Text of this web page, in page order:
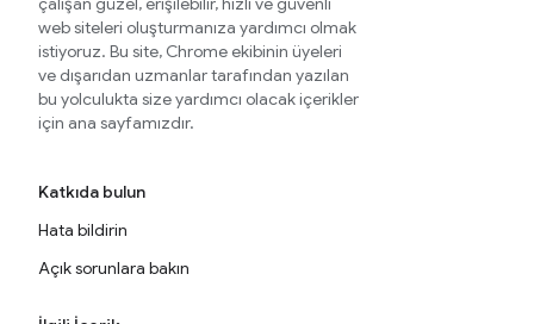
web siteleri oluşturmanıza yardımcı olmak
istiyoruz. Bu site, Chrome ekibinin üyeleri
ve dışarıdan uzmanlar tarafından yazılan
bu yolculukta size yardımcı olacak içerikler
için ana sayfamızdır.
Katkıda bulun
Hata bildirin
Açık sorunlara bakın